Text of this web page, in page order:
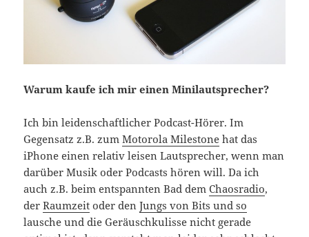
Warum kaufe ich mir einen Minilautsprecher?
Ich bin leidenschaftlicher Podcast-Hörer. Im
Gegensatz z.B. zumMotorola Milestone hat das
iPhone einen relativ leisen Lautsprecher, wenn man
darüber Musik oder Podcasts hören will. Da ich
auch z.B. beim entspannten Bad demChaosradio,
derRaumzeit oder denJungs von Bits und so
lausche und die Geräuschkulisse nicht gerade